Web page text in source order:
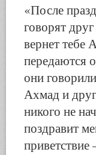
«После
говорят
вернет тебе
передаются
они
Ахмад и
никого не
поздравит
приветствие